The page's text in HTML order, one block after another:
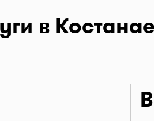
в Костанае